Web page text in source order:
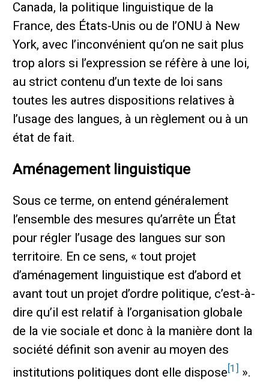
Canada, la politique linguistique de la
France, des États-Unis ou de l’ONU à New
York, avec l’inconvénient qu’on ne sait plus
trop alors si l’expression se réfère à une loi,
au strict contenu d’un texte de loi sans
toutes les autres dispositions relatives à
l’usage des langues, à un règlement ou à un
état de fait.
Aménagement linguistique
Sous ce terme, on entend généralement
l’ensemble des mesures qu’arrête un État
pour régler l’usage des langues sur son
territoire. En ce sens, « tout projet
d’aménagement linguistique est d’abord et
avant tout un projet d’ordre politique, c’est-à-
dire qu’il est relatif à l’organisation globale
de la vie sociale et donc à la manière dont la
société définit son avenir au moyen des
institutions politiques dont elle dispose [1] ».